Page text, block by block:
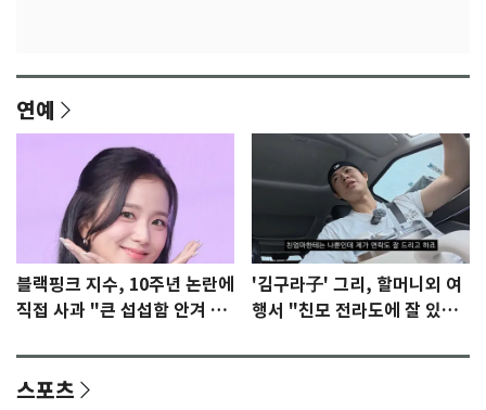
연예
블랙핑크 지수, 10주년 논란에
직접 사과 "큰 섭섭함 안겨 미
'김구라子' 그리, 할머니외 여
행서 "친모 전라도에 잘 있
스포츠